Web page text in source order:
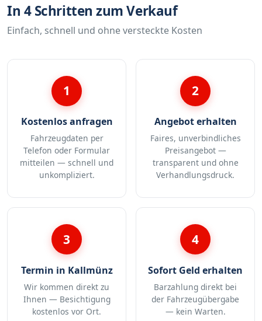
In 4 Schritten zum Verkauf
Einfach, schnell und ohne versteckte Kosten
1
Kostenlos anfragen
Fahrzeugdaten per
Telefon oder Formular
mitteilen — schnell und
unkompliziert.
2
Angebot erhalten
Faires, unverbindliches
Preisangebot —
transparent und ohne
Verhandlungsdruck.
3
Termin in Kallmünz
Wir kommen direkt zu
Ihnen — Besichtigung
kostenlos vor Ort.
4
Sofort Geld erhalten
Barzahlung direkt bei
der Fahrzeugübergabe
— kein Warten.